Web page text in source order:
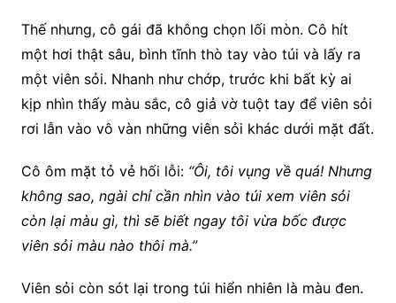
Thế nhưng, cô gái đã không chọn lối mòn. Cô hít
một hơi thật sâu, bình tĩnh thò tay vào túi và lấy ra
một viên sỏi. Nhanh như chớp, trước khi bất kỳ ai
kịp nhìn thấy màu sắc, cô giả vờ tuột tay để viên sỏi
rơi lẫn vào vô vàn những viên sỏi khác dưới mặt đất.
Cô ôm mặt tỏ vẻ hối lỗi: “Ôi, tôi vụng về quá! Nhưng
không sao, ngài chỉ cần nhìn vào túi xem viên sỏi
còn lại màu gì, thì sẽ biết ngay tôi vừa bốc được
viên sỏi màu nào thôi mà.”
Viên sỏi còn sót lại trong túi hiển nhiên là màu đen.